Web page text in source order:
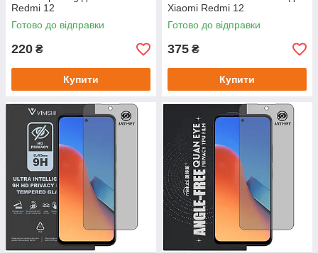
Redmi 12
Готово до відправки
220 ₴
Купити
Xiaomi Redmi 12
Готово до відправки
375 ₴
Купити